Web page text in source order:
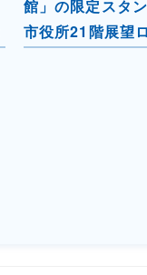
館」の限定スタ
市役所21階展望